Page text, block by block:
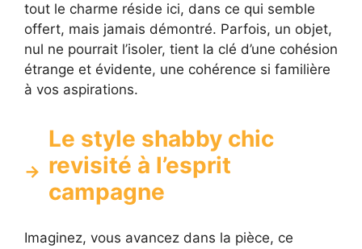
tout le charme réside ici, dans ce qui semble
offert, mais jamais démontré. Parfois, un objet,
nul ne pourrait l’isoler, tient la clé d’une cohésion
étrange et évidente, une cohérence si familière
à vos aspirations.
Le style shabby chic
revisité à l’esprit
campagne
Imaginez, vous avancez dans la pièce, ce